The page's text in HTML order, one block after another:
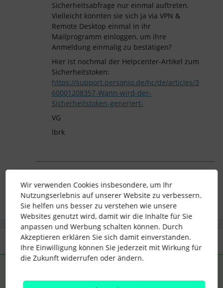
Sicherheitsabfrage nur einmal auftreten.
Vielleicht könnten sie sich ja via VPN &
Remote Desktop einmal in ihr
Mailprogramm einloggen, um ihre
Anmeldung einmalig zu bestätigen?
Hier ist nochmal der Helpcenter-Artikel zum
Sicherheitstoken:
https://support.personio.de/hc/de/articles/3
60001208357-Wann-wird-der-
Sicherheitstoken-generiert-
VG
lbrk
2 Antworten Älteste zuerst
Wir verwenden Cookies insbesondere, um Ihr
Nutzungserlebnis auf unserer Website zu verbessern.
Sie helfen uns besser zu verstehen wie unsere
Websites genutzt wird, damit wir die Inhalte für Sie
anpassen und Werbung schalten können. Durch
Akzeptieren erklären Sie sich damit einverstanden.
Ihre Einwilligung können Sie jederzeit mit Wirkung für
die Zukunft widerrufen oder ändern.